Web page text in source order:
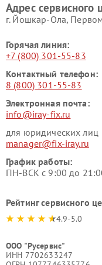
Адрес сервисного
г. Йошкар-Ола,
Горячая линия:
+7 (800) 301-55-83
Контактный телефон:
8 (800) 301-55-83
Электронная почта:
info@iray-fix.ru
для юридических лиц
manager@fix-iray.ru
График работы:
ПН-ВСК с 9:00 до
Рейтинг сервисного
4.9-5.0
ООО "Русервис"
ИНН 7702633247